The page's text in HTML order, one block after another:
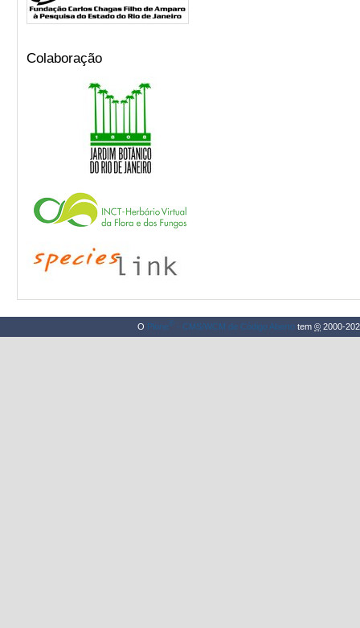
Colaboração
O Plone ® - CMS/WCM de Código Aberto tem © 2000-